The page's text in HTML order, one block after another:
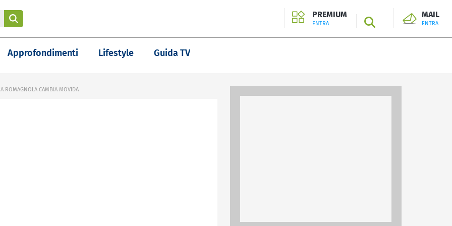
PREMIUM
ENTRA SEARCH
MAIL
ENTRA
Approfondimenti Lifestyle Guida TV
ROMAGNOLA CAMBIA MOVIDA